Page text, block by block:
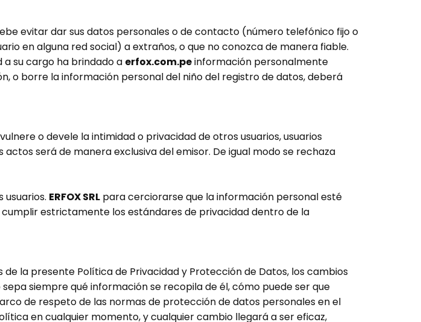
evitar dar sus datos personales o de contacto (número telefónico fijo o
en alguna red social) a extraños, o que no conozca de manera fiable.
su cargo ha brindado a erfox.com.peinformación personalmente
o borre la información personal del niño del registro de datos, deberá
o devele la intimidad o privacidad de otros usuarios, usuarios
será de manera exclusiva del emisor. De igual modo se rechaza
usuarios. ERFOX SRL para cerciorarse que la información personal esté
estrictamente los estándares de privacidad dentro de la
la presente Política de Privacidad y Protección de Datos, los cambios
siempre qué información se recopila de él, cómo puede ser que
de respeto de las normas de protección de datos personales en el
en cualquier momento, y cualquier cambio llegará a ser eficaz,